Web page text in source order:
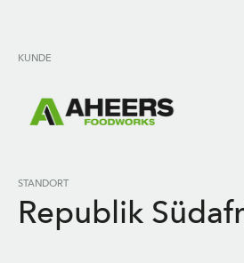
KUNDE
STANDORT
Republik